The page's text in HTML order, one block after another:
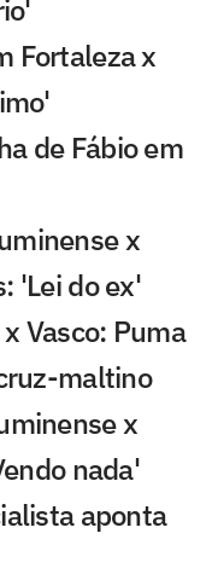
Fortaleza x
de Fábio em
x
'Lei do ex'
Vasco: Puma
maltino
x
nada'
aponta